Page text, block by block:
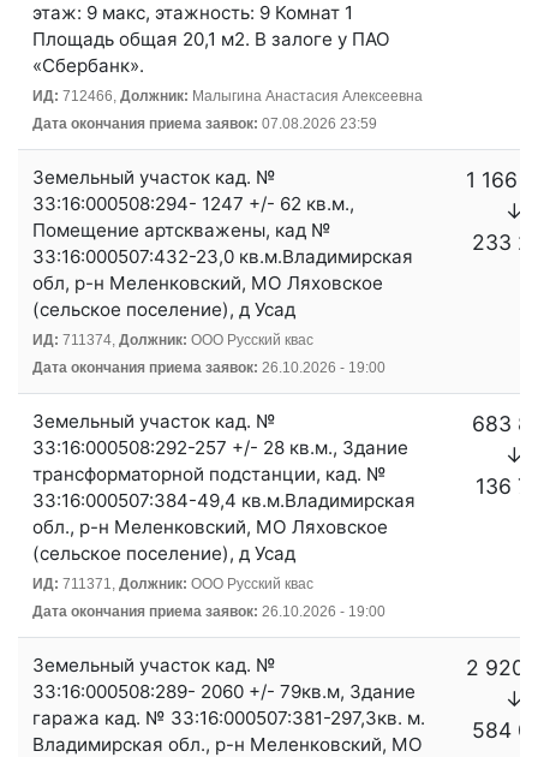
этаж: 9 макс, этажность: 9 Комнат 1
Площадь общая 20,1 м2. В залоге у ПАО
«Сбербанк».
ИД: 712466, Должник: Малыгина Анастасия Алексеевна
Дата окончания приема заявок: 07.08.2026 23:59
Земельный участок кад. №
33:16:000508:294- 1247 +/- 62 кв.м.,
Помещение артскважены, кад №
33:16:000507:432-23,0 кв.м.Владимирская
обл, р-н Меленковский, МО Ляховское
(сельское поселение), д Усад
ИД: 711374, Должник: ООО Русский квас
Дата окончания приема заявок: 26.10.2026 - 19:00
1 166
↓
233
Земельный участок кад. №
33:16:000508:292-257 +/- 28 кв.м., Здание
трансформаторной подстанции, кад. №
33:16:000507:384-49,4 кв.м.Владимирская
обл., р-н Меленковский, МО Ляховское
(сельское поселение), д Усад
ИД: 711371, Должник: ООО Русский квас
Дата окончания приема заявок: 26.10.2026 - 19:00
683
↓
136
Земельный участок кад. №
33:16:000508:289- 2060 +/- 79кв.м, Здание
гаража кад. № 33:16:000507:381-297,​3кв.​ м.​
Владимирская обл., р-н Меленковский, МО
2 920
↓
584